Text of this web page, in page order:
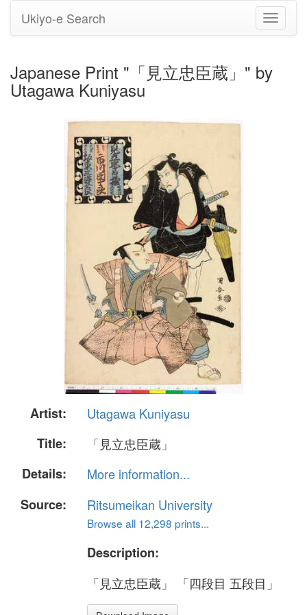
Toggle
Ukiyo-e Search
Japanese Print "「見立忠臣蔵」" by
Utagawa Kuniyasu
Artist:
Utagawa Kuniyasu
Title:
「見立忠臣蔵」
Details:
More information...
Source:
Ritsumeikan University
Browse all 12,298 prints...
Description:
「見立忠臣蔵」 「四段目 五段目」